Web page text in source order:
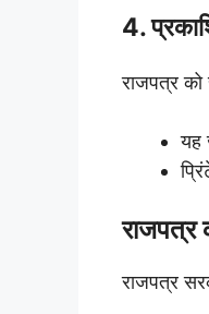
4.
राजपत्र
यह
राजपत्र
राजपत्र